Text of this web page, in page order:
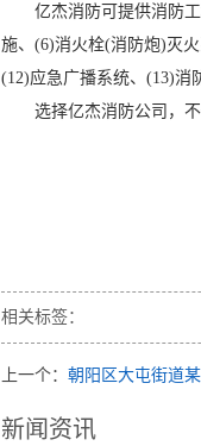
亿杰消防可提供消防工
施、(6)消火栓(消防炮)灭
(12)应急广播系统、(13)消
选择亿杰消防公司，不
相关标签：
上一个： 朝阳区大屯街道
新闻资讯